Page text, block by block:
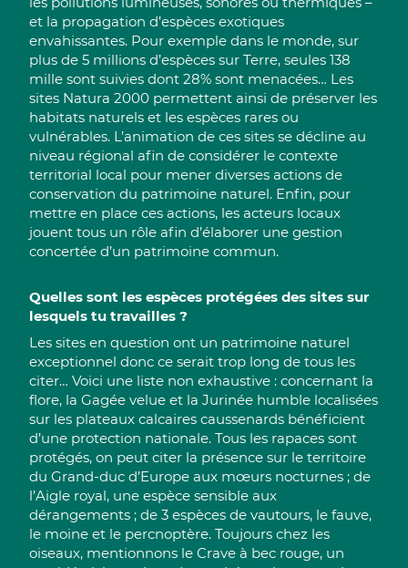
et la propagation d’espèces exotiques
envahissantes. Pour exemple dans le monde, sur
plus de 5 millions d’espèces sur Terre, seules 138
mille sont suivies dont 28% sont menacées… Les
sites Natura 2000 permettent ainsi de préserver les
habitats naturels et les espèces rares ou
vulnérables. L’animation de ces sites se décline au
niveau régional afin de considérer le contexte
territorial local pour mener diverses actions de
conservation du patrimoine naturel. Enfin, pour
mettre en place ces actions, les acteurs locaux
jouent tous un rôle afin d’élaborer une gestion
concertée d’un patrimoine commun.
Quelles sont les espèces protégées des sites sur
lesquels tu travailles ?
Les sites en question ont un patrimoine naturel
exceptionnel donc ce serait trop long de tous les
citer… Voici une liste non exhaustive : concernant la
flore, la Gagée velue et la Jurinée humble localisées
sur les plateaux calcaires caussenards bénéficient
d’une protection nationale. Tous les rapaces sont
protégés, on peut citer la présence sur le territoire
du Grand-duc d’Europe aux mœurs nocturnes ; de
l’Aigle royal, une espèce sensible aux
dérangements ; de 3 espèces de vautours, le fauve,
le moine et le percnoptère. Toujours chez les
oiseaux, mentionnons le Crave à bec rouge, un